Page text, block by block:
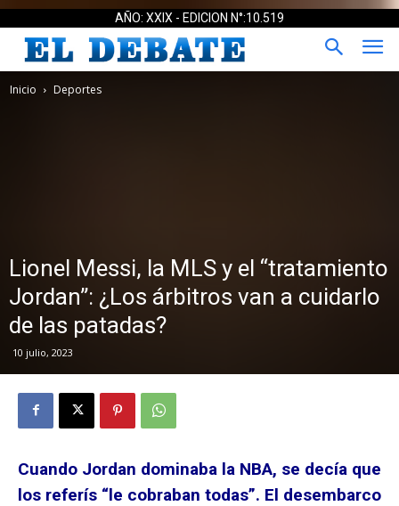
AÑO: XXIX - EDICION N°:10.519
Inicio Deportes
Lionel Messi, la MLS y el “tratamiento
Jordan”: ¿Los árbitros van a cuidarlo
de las patadas?
10 julio, 2023
Cuando Jordan dominaba la NBA, se decía que
los referís “le cobraban todas”. El desembarco